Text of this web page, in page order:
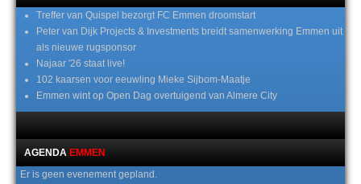
Treffer van Quispel bezorgt FC Emmen droomstart
Peter van Dijk Projects & Investments breidt samenwerking Emmen uit
als nieuwe rugsponsor
Najaar '26 staat live!
102 kaarsen voor eeuwling Mieke Sijbom-Maatje
Emmen wint op Open Dag overtuigend van Almere City
AGENDA EMMEN
Er is geen evenement gepland.